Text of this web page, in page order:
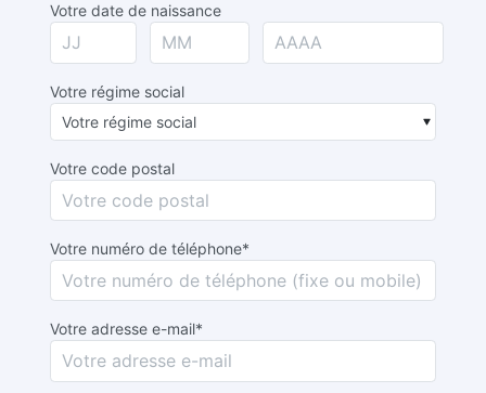
Votre date de naissance
Votre régime social
Votre code postal
Votre numéro de téléphone*
Votre adresse e-mail*